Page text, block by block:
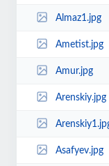
Almaz1.jpg
Ametist.jpg
Amur.jpg
Arenskiy.jpg
Asafyev.jpg